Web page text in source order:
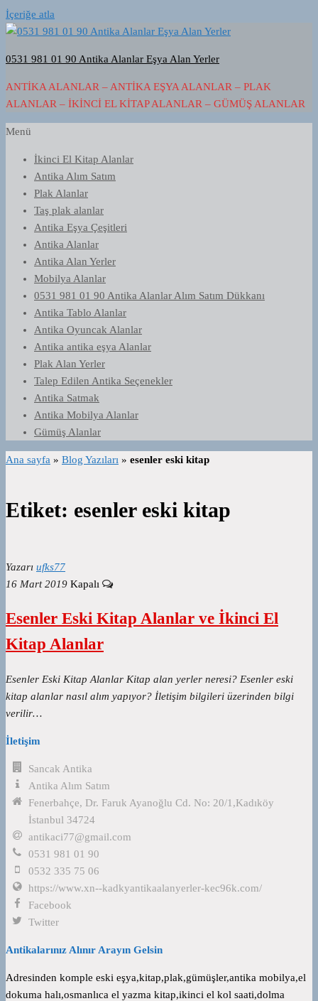
İçeriğe atla
0531 981 01 90 Antika Alanlar Eşya Alan Yerler
ANTIKA ALANLAR – ANTIKA EŞYA ALANLAR – PLAK
ALANLAR – İKINCI EL KITAP ALANLAR – GÜMÜŞ ALANLAR
Menü
İkinci El Kitap Alanlar
Antika Alım Satım
Plak Alanlar
Taş plak alanlar
Antika Eşya Çeşitleri
Antika Alanlar
Antika Alan Yerler
Mobilya Alanlar
0531 981 01 90 Antika Alanlar Alım Satım Dükkanı
Antika Tablo Alanlar
Antika Oyuncak Alanlar
Antika antika eşya Alanlar
Plak Alan Yerler
Talep Edilen Antika Seçenekler
Antika Satmak
Antika Mobilya Alanlar
Gümüş Alanlar
Ana sayfa » Blog Yazıları » esenler eski kitap
Etiket: esenler eski kitap
Yazarı ufks77
16 Mart 2019 Kapalı
Esenler Eski Kitap Alanlar ve İkinci El
Kitap Alanlar
Esenler Eski Kitap Alanlar Kitap alan yerler neresi? Esenler eski
kitap alanlar nasıl alım yapıyor? İletişim bilgileri üzerinden bilgi
verilir…
İletişim
Sancak Antika
Antika Alım Satım
Fenerbahçe, Dr. Faruk Ayanoğlu Cd. No: 20/1,Kadıköy
İstanbul 34724
antikaci77@gmail.com
0531 981 01 90
0532 335 75 06
https://www.xn--kadkyantikaalanyerler-kec96k.com/
Facebook
Twitter
Antikalarınız Alınır Arayın Gelsin
Adresinden komple eski eşya,kitap,plak,gümüşler,antika mobilya,el
dokuma halı,osmanlıca el yazma kitap,ikinci el kol saati,dolma